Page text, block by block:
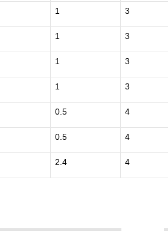
1 3
1 3
1 3
1 3
0.5 4
0.5 4
2.4 4